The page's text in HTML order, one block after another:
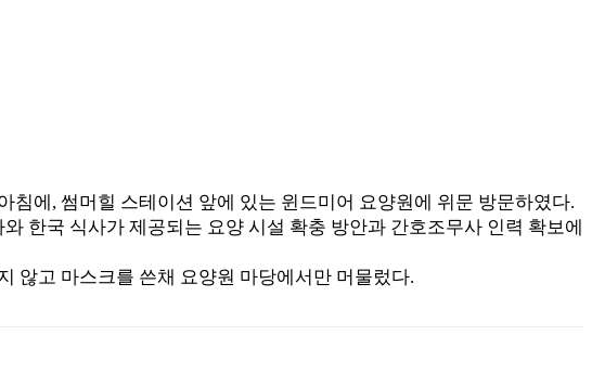
에, 썸머힐 스테이션 앞에 있는 윈드미어 요양원에 위문 방문하였다.
한국 식사가 제공되는 요양 시설 확충 방안과 간호조무사 인력 확보에
않고 마스크를 쓴채 요양원 마당에서만 머물렀다.